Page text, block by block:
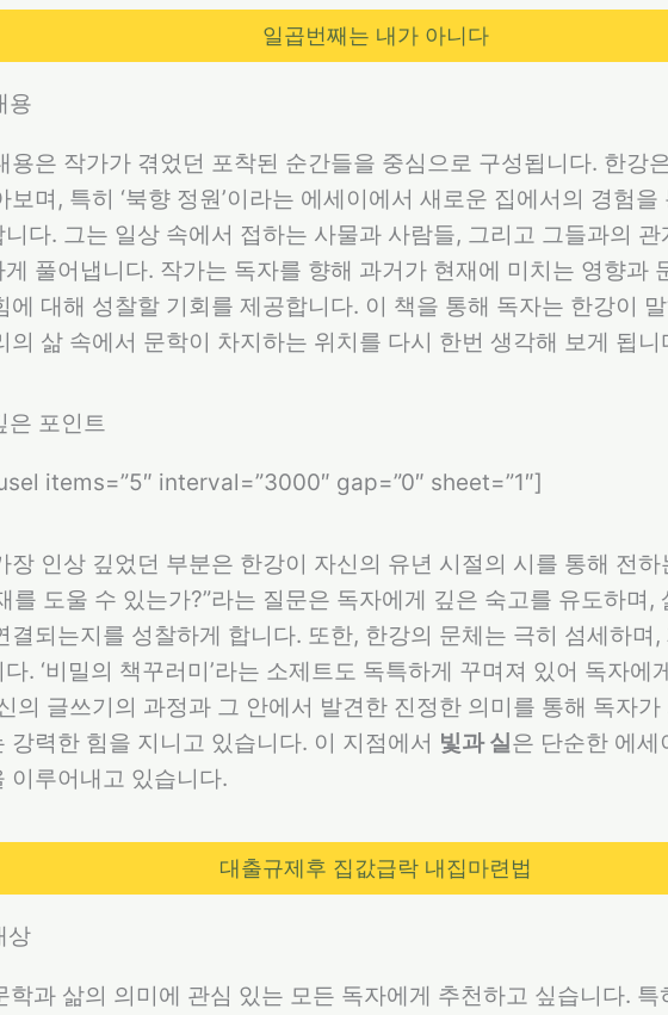
일곱번째는 내가 아니다
용
용은 작가가 겪었던 포착된 순간들을 중심으로 구성됩니다. 한강
보며, 특히 ‘북향 정원’이라는 에세이에서 새로운 집에서의 경험
다. 그는 일상 속에서 접하는 사물과 사람들, 그리고 그들과의
풀어냅니다. 작가는 독자를 향해 과거가 현재에 미치는 영향과
에 대해 성찰할 기회를 제공합니다. 이 책을 통해 독자는 한강이
의 삶 속에서 문학이 차지하는 위치를 다시 한번 생각해 보게 됩니
은 포인트
items=”5″ interval=”3000″ gap=”0″ sheet=”1″]
장 인상 깊었던 부분은 한강이 자신의 유년 시절의 시를 통해 전
를 도울 수 있는가?”라는 질문은 독자에게 깊은 숙고를 유도하며,
결되는지를 성찰하게 합니다. 또한, 한강의 문체는 극히 섬세하며,
. ‘비밀의 책꾸러미’라는 소제트도 독특하게 꾸며져 있어 독자에
의 글쓰기의 과정과 그 안에서 발견한 진정한 의미를 통해 독자가
강력한 힘을 지니고 있습니다. 이 지점에서 빛과 실은 단순한 에세
이루어내고 있습니다.
대출규제후 집값급락 내집마련법
상
학과 삶의 의미에 관심 있는 모든 독자에게 추천하고 싶습니다. 특